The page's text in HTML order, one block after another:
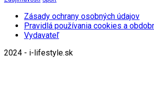
Zásady ochrany osobných údajov
Pravidlá používania cookies a
Vydavateľ
2024 - i-lifestyle.sk